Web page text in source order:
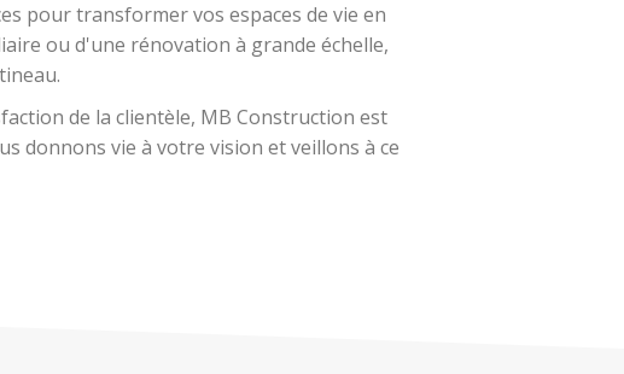
pour transformer vos espaces de vie en
ou d'une rénovation à grande échelle,
de la clientèle, MB Construction est
donnons vie à votre vision et veillons à ce